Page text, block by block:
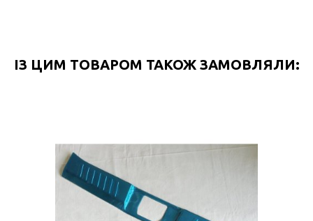
ІЗ ЦИМ ТОВАРОМ ТАКОЖ ЗАМОВЛЯЛИ: